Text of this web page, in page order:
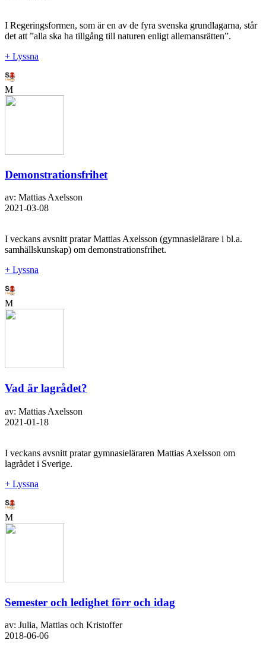
I Regeringsformen, som är en av de fyra svenska grundlagarna, står
det att ”alla ska ha tillgång till naturen enligt allemansrätten”.
+ Lyssna
M
Demonstrationsfrihet
av: Mattias Axelsson
2021-03-08
I veckans avsnitt pratar Mattias Axelsson (gymnasielärare i bl.a.
samhällskunskap) om demonstrationsfrihet.
+ Lyssna
M
Vad är lagrådet?
av: Mattias Axelsson
2021-01-18
I veckans avsnitt pratar gymnasieläraren Mattias Axelsson om
lagrådet i Sverige.
+ Lyssna
M
Semester och ledighet förr och idag
av: Julia, Mattias och Kristoffer
2018-06-06